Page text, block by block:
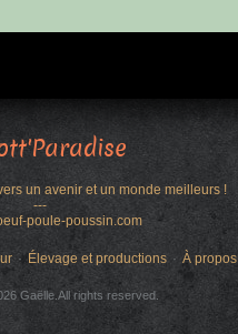
un avenir et un monde meilleurs !
---
poule-poussin.com
Élevage et productions À propos
Gaëlle.All rights reserved.